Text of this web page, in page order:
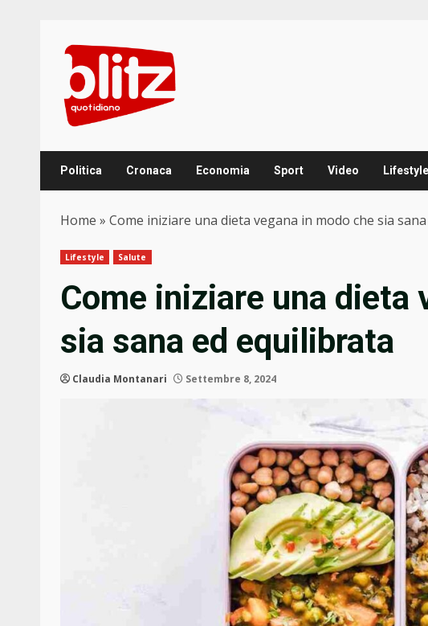
content
Politica Cronaca Economia Sport Video Lifestyle
Home » Come iniziare una dieta vegana in modo che sia
Lifestyle Salute
Come iniziare una dieta
sia sana ed equilibrata
Claudia Montanari Settembre 8, 2024